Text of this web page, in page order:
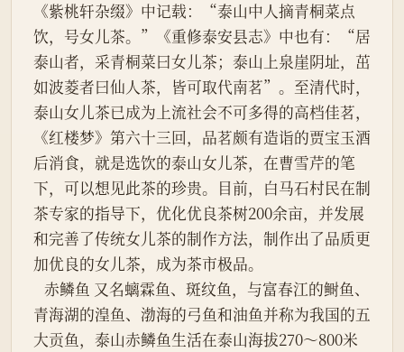
《紫桃轩杂缀》中记载：“泰山中人摘青桐菜点
饮，号女儿茶。”《重修泰安县志》中也有：“居
泰山者，采青桐菜曰女儿茶；泰山上泉崖阴址，茁
如波菱者曰仙人茶，皆可取代南茗”。至清代时，
泰山女儿茶已成为上流社会不可多得的高档佳茗，
《红楼梦》第六十三回，品茗颇有造诣的贾宝玉酒
后消食，就是选饮的泰山女儿茶，在曹雪芹的笔
下，可以想见此茶的珍贵。目前，白马石村民在制
茶专家的指导下，优化优良茶树200余亩，并发展
和完善了传统女儿茶的制作方法，制作出了品质更
加优良的女儿茶，成为茶市极品。
青海湖的湟鱼、渤海的弓鱼和油鱼并称为我国的五
大贡鱼，泰山赤鳞鱼生活在泰山海拔270～800米